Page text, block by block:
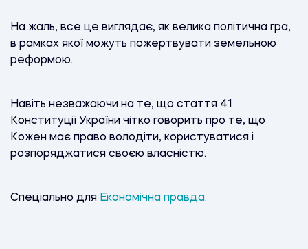
На жаль, все це виглядає, як велика політична гра,
в рамках якої можуть пожертвувати земельною
реформою.
Навіть незважаючи на те, що стаття 41
Конституції України чітко говорить про те, що
Кожен має право володіти, користуватися і
розпоряджатися своєю власністю.
Спеціально для Економічна правда.